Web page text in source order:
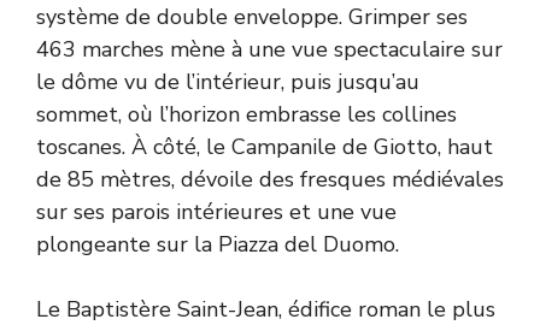
système de double enveloppe. Grimper ses
463 marches mène à une vue spectaculaire sur
le dôme vu de l’intérieur, puis jusqu’au
sommet, où l’horizon embrasse les collines
toscanes. À côté, le Campanile de Giotto, haut
de 85 mètres, dévoile des fresques médiévales
sur ses parois intérieures et une vue
plongeante sur la Piazza del Duomo.
Le Baptistère Saint-Jean, édifice roman le plus